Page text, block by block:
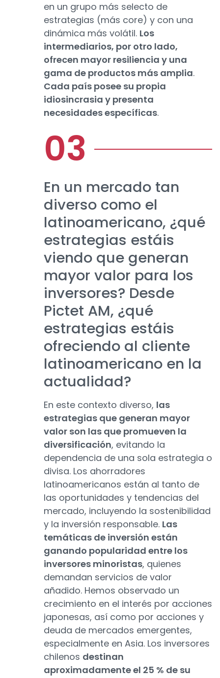
en un grupo más selecto de
estrategias (más core) y con una
dinámica más volátil. Los
intermediarios, por otro lado,
ofrecen mayor resiliencia y una
gama de productos más amplia.
Cada país posee su propia
idiosincrasia y presenta
necesidades específicas.
En un mercado tan
diverso como el
latinoamericano, ¿qué
estrategias estáis
viendo que generan
mayor valor para los
inversores? Desde
Pictet AM, ¿qué
estrategias estáis
ofreciendo al cliente
latinoamericano en la
actualidad?
En este contexto diverso, las
estrategias que generan mayor
valor son las que promueven la
diversificación, evitando la
dependencia de una sola estrategia o
divisa. Los ahorradores
latinoamericanos están al tanto de
las oportunidades y tendencias del
mercado, incluyendo la sostenibilidad
y la inversión responsable. Las
temáticas de inversión están
ganando popularidad entre los
inversores minoristas, quienes
demandan servicios de valor
añadido. Hemos observado un
crecimiento en el interés por acciones
japonesas, así como por acciones y
deuda de mercados emergentes,
especialmente en Asia. Los inversores
chilenos destinan
aproximadamente el 25 % de su